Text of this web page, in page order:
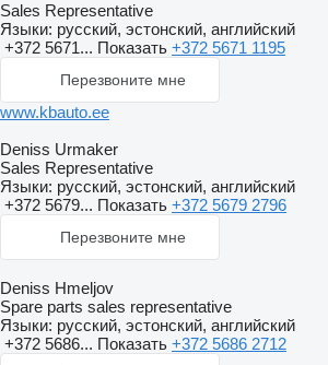
Sales Representative
Языки: русский, эстонский, английский
+372 5671... Показать +372 5671 1195
Перезвоните мне
www.kbauto.ee
Deniss Urmaker
Sales Representative
Языки: русский, эстонский, английский
+372 5679... Показать +372 5679 2796
Перезвоните мне
Deniss Hmeljov
Spare parts sales representative
Языки: русский, эстонский, английский
+372 5686... Показать +372 5686 2712